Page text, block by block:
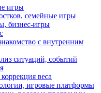
игры
семейные игры
бизнес-игры
с внутренним
ситуаций, событий
веса
игровые платформы